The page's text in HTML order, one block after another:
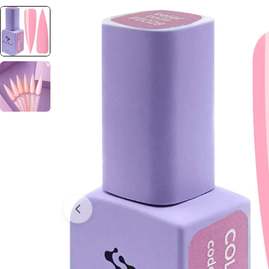
Отвори медия 0 в прозорец